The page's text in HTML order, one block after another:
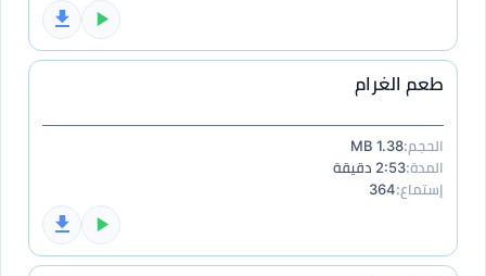
طعم الغرام
الحجم:1.38 MB
المدة:2:53 دقيقة
إستماع:364